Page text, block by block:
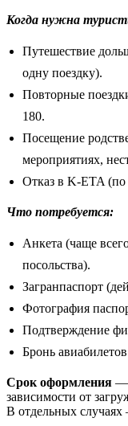
Когда нужна
Путешествие
одну поездку).
Повторные
180.
Посещение
мероприятиях,
Отказ в K-ETA
Что потребуется:
Анкета (чаще
посольства).
Загранпаспорт
Фотография
Подтверждение
Бронь
Срок оформления —
зависимости от
В отдельных